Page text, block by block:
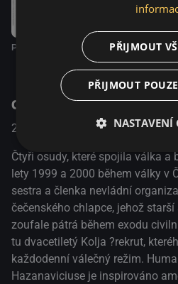
Poslední střih
O pořadu
2014 Drama
Čtyři osudy, které spojila válka a
lety 1999 a 2000 během války v
sestra a členka nevládní
čečenského chlapce, jehož
zoufale pátrá během exodu
tu dvacetiletý Kolja ?rekrut,
každodenní válečný režim.
Hazanaviciuse je inspirováno
PŘIJMOUT
PŘIJMOUT
NASTAVENÍ